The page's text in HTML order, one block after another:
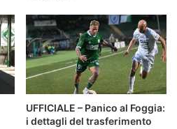
UFFICIALE – Panico al Foggia:
i dettagli del trasferimento